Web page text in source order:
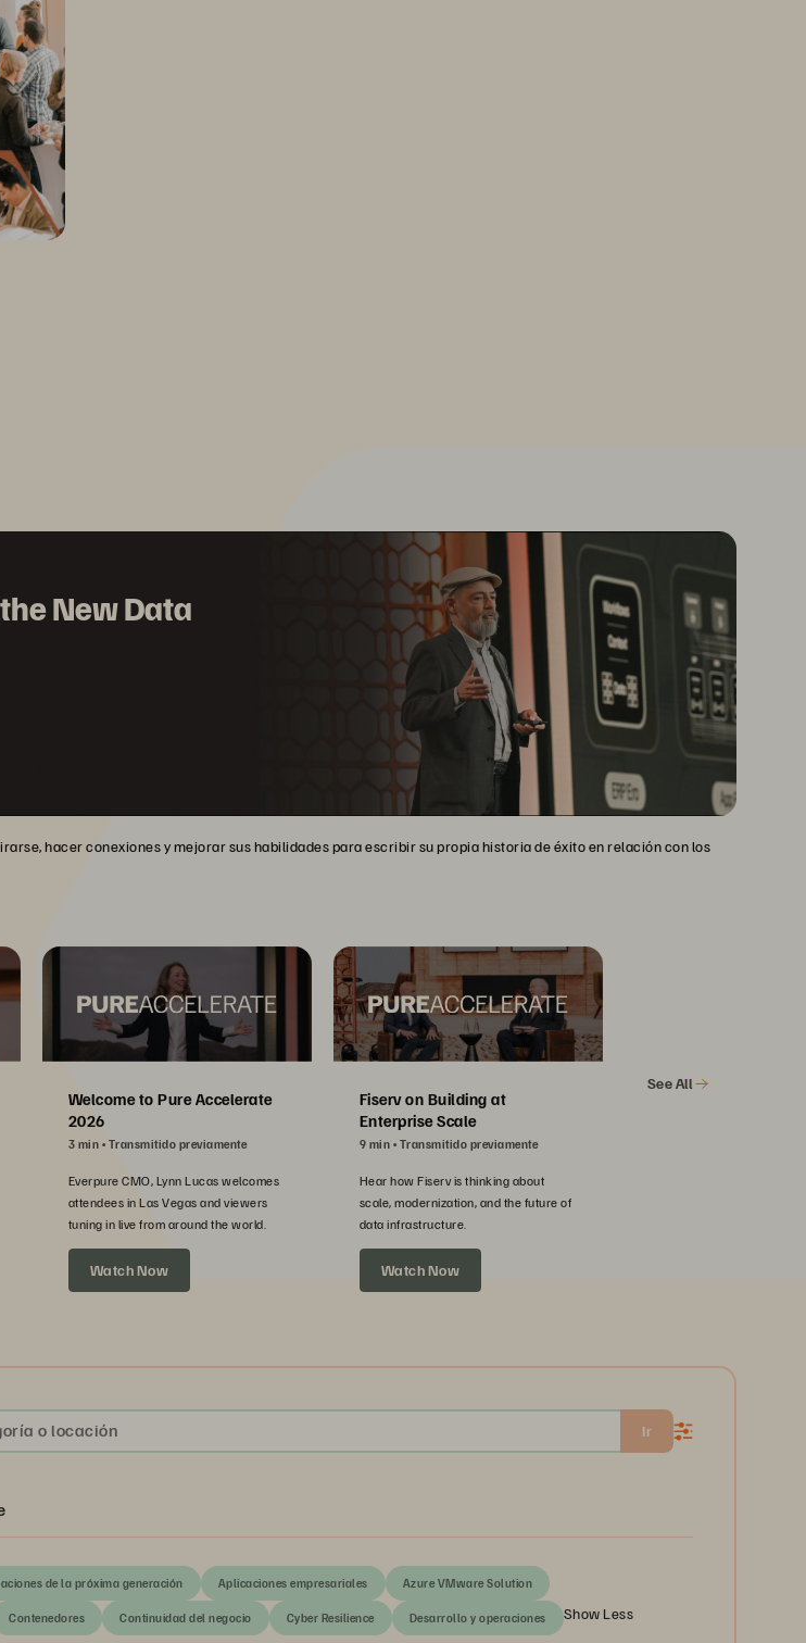
New Data
hacer conexiones y mejorar sus habilidades para escribir su propia historia de éxito en relación con los
Welcome to Pure Accelerate
2026
3 min Transmitido previamente
Everpure CMO, Lynn Lucas welcomes
attendees in Las Vegas and viewers
tuning in live from around the world.
Watch Now
Fiserv on Building at
Enterprise Scale
9 min Transmitido previamente
Hear how Fiserv is thinking about
scale, modernization, and the future of
data infrastructure.
Watch Now
See All
o locación Ir
de la próxima generación Aplicaciones empresariales Azure VMware Solution
Contenedores Continuidad del negocio Cyber Resilience Desarrollo y operaciones Show Less